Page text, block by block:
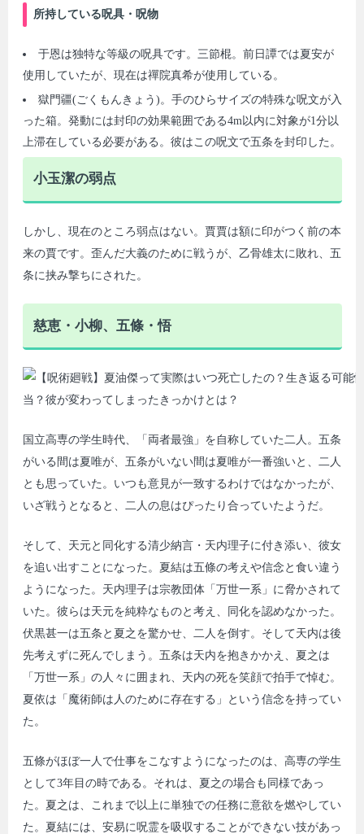
所持している呪具・呪物
于恩は独特な等級の呪具です。三節棍。前日譚では夏安が
使用していたが、現在は禪院真希が使用している。
獄門疆(ごくもんきょう)。手のひらサイズの特殊な呪文が入
った箱。発動には封印の効果範囲である4m以内に対象が1分以
上滞在している必要がある。彼はこの呪文で五条を封印した。
小玉潔の弱点
しかし、現在のところ弱点はない。賈賈は額に印がつく前の本
来の賈です。歪んだ大義のために戦うが、乙骨雄太に敗れ、五
条に挟み撃ちにされた。
慈恵・小柳、五條・悟
国立高専の学生時代、「両者最強」を自称していた二人。五条
がいる間は夏唯が、五条がいない間は夏唯が一番強いと、二人
とも思っていた。いつも意見が一致するわけではなかったが、
いざ戦うとなると、二人の息はぴったり合っていたようだ。
そして、天元と同化する清少納言・天内理子に付き添い、彼女
を追い出すことになった。夏結は五條の考えや信念と食い違う
ようになった。天内理子は宗教団体「万世一系」に脅かされて
いた。彼らは天元を純粋なものと考え、同化を認めなかった。
伏黒甚一は五条と夏之を驚かせ、二人を倒す。そして天内は後
先考えずに死んでしまう。五条は天内を抱きかかえ、夏之は
「万世一系」の人々に囲まれ、天内の死を笑顔で拍手で悼む。
夏依は「魔術師は人のために存在する」という信念を持ってい
た。
五條がほぼ一人で仕事をこなすようになったのは、高専の学生
として3年目の時である。それは、夏之の場合も同様であっ
た。夏之は、これまで以上に単独での任務に意欲を燃やしてい
た。夏結には、安易に呪霊を吸収することができない技があっ